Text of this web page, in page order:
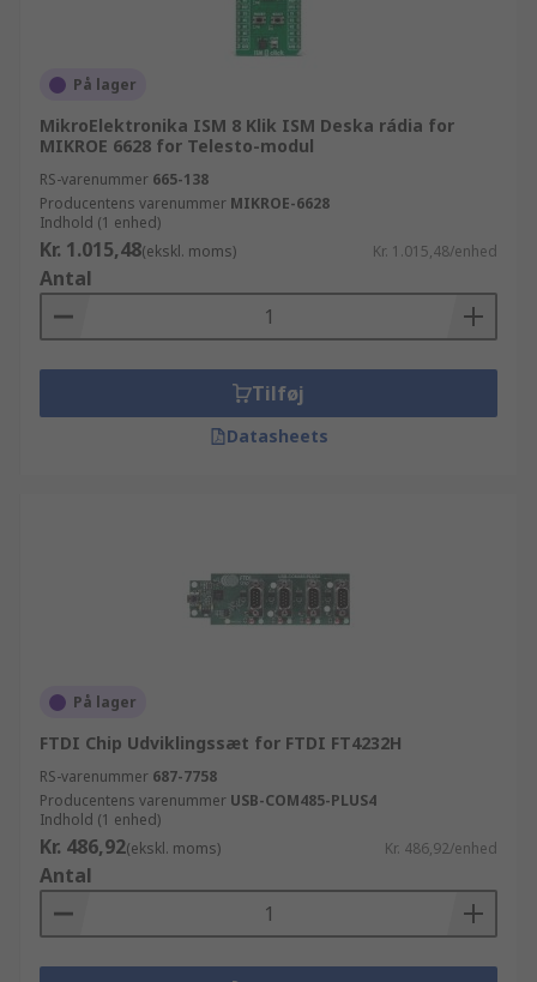
På lager
MikroElektronika ISM 8 Klik ISM Deska rádia for
MIKROE 6628 for Telesto-modul
RS-varenummer 665-138
Producentens varenummer MIKROE-6628
Indhold (1 enhed)
Kr. 1.015,48(ekskl. moms) Kr. 1.015,48/enhed
Antal
Tilføj
Datasheets
På lager
FTDI Chip Udviklingssæt for FTDI FT4232H
RS-varenummer 687-7758
Producentens varenummer USB-COM485-PLUS4
Indhold (1 enhed)
Kr. 486,92(ekskl. moms) Kr. 486,92/enhed
Antal